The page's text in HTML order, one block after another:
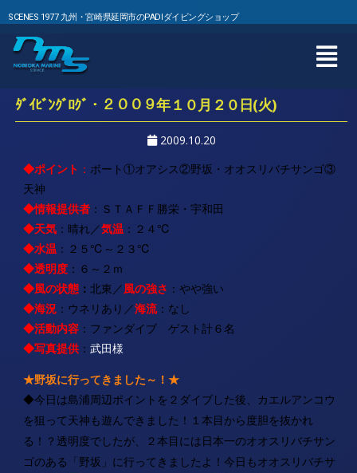
SCENES 1977 九州・宮崎県延岡市のPADIダイビングショップ
ﾀﾞｲﾋﾞﾝｸﾞﾛｸﾞ・２００９年１０月２０日(火)
2009.10.20
◆ポイント ： ボート①オアシス②野坂・オオスリバチサンゴ③
天神
◆情報提供者：ＳＴＡＦＦ勝栄・宇和田
◆天気：晴れ／気温：２４ ℃
◆水温：２５℃～２３℃
◆透明度：６～２ｍ
◆風の状態： 北東／風の強さ ：やや強い
◆海況：ウネリあり／海流：なし
◆活動内容：ファンダイブ ゲスト計６名
◆写真提供： 武田様
★野坂に行ってきました～！ ★
◆今日は島浦周辺ポイントを２ダイブした後、カエルアンコウ
を狙って天神も遊んできました！１本目から度胆を抜かれ
る！？透明度でしたが、２本目には日本一のオオスリバチサン
ゴのある「野坂」に行ってきましたよ！今日もオオスリバチサ